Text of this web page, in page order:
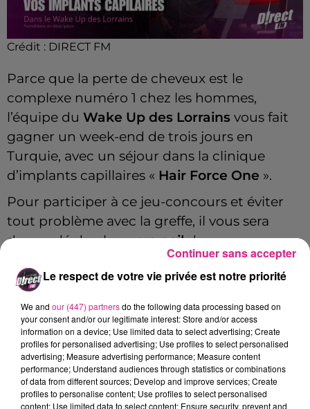
Crédit : DIRECT FM
Parce que la perte de cheveux est le
complexe numéro 1 chez les hommes,
l’équipe du Wake Up des Lorrains vous fait
gagner un week-end de trois jours en
Turquie, avec un séjour dans la clinique
d’implants capillaires « Hair Force One ».
Pour participer à ce jeu-concours et éviter
tout problème avec la greffe, il vous sera
demandé de placerun poildans une
Une démarche un peu… tirée par les
cheveux, mais indispensable au bon
déroulement duvoyage.
Et pour rendre le séjour encore plus sympa,
nous déciderons de la future couleur de vos
cheveux à travers unblind testspécial «
Le respect de votre vie privée est notre priorité
We and our (447) partnersdo the following data processing based on
your consent and/or our legitimate interest: Store and/or access
information on a device; Use limited data to select advertising; Create
profiles for personalised advertising; Use profiles to select personalised
advertising; Measure advertising performance; Measure content
performance; Understand audiences through statistics or combinations
of data from different sources; Develop and improve services; Create
profiles to personalise content; Use profiles to select personalised
content; Use limited data to select content; Ensure security, prevent and
Continuer sans accepter